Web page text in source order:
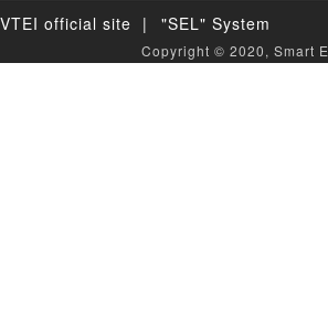
VTEI official site | "SEL" System
Copyright © 2020, Smart